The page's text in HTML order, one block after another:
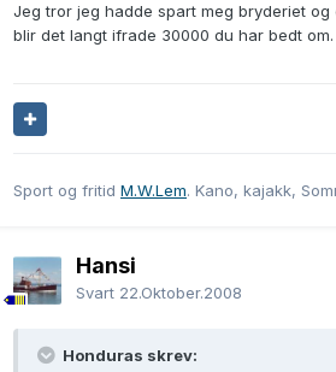
Jeg tror jeg hadde spart meg bryderiet og
blir det langt ifrade 30000 du har bedt om.
Sport og fritid M.W.Lem. Kano, kajakk,
Hansi
Svart 22.Oktober.2008
Honduras skrev: